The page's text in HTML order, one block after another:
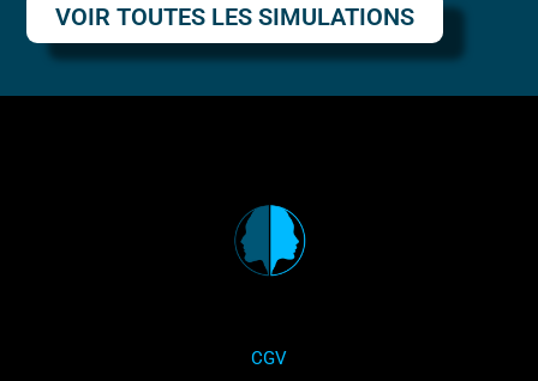
VOIR TOUTES LES SIMULATIONS
CGV